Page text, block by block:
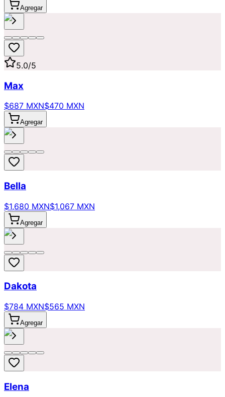
Agregar
5.0/5
Max
$687 MXN$470 MXN
Agregar
Bella
$1,680 MXN$1,067 MXN
Agregar
Dakota
$784 MXN$565 MXN
Agregar
Elena